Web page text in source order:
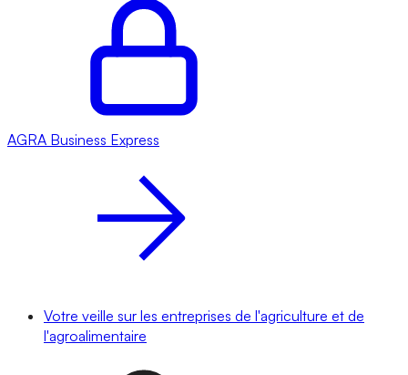
AGRA Business Express
Votre veille sur les entreprises de l'agriculture et de
l'agroalimentaire